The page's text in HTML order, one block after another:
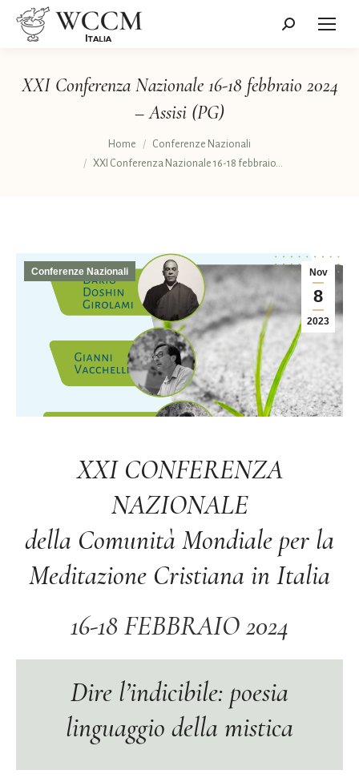
Cerca:
XXI Conferenza Nazionale 16-18 febbraio 2024
– Assisi (PG)
Home
Conferenze Nazionali
XXI Conferenza Nazionale 16-18 febbraio…
Nov
8
2023
Conferenze Nazionali
XXI CONFERENZA
NAZIONALE
della Comunità Mondiale per la
Meditazione Cristiana in Italia
16-18 FEBBRAIO 2024
Dire l’indicibile: poesia
linguaggio della mistica